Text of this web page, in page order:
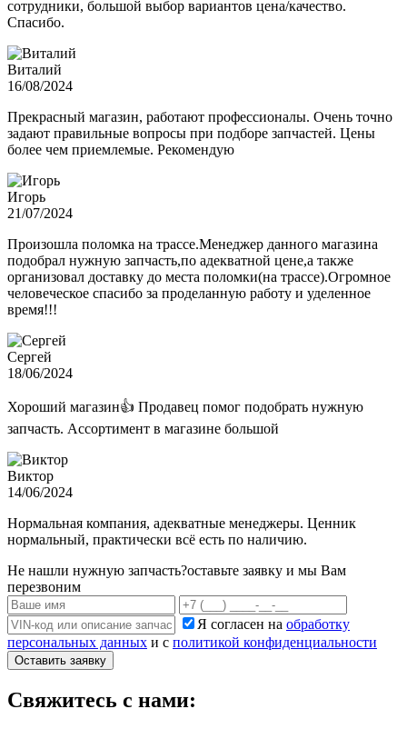
сотрудники, большой выбор вариантов цена/качество.
Спасибо.
Виталий
16/08/2024
Прекрасный магазин, работают профессионалы. Очень точно
задают правильные вопросы при подборе запчастей. Цены
более чем приемлемые. Рекомендую
Игорь
21/07/2024
Произошла поломка на трассе.Менеджер данного магазина
подобрал нужную запчасть,по адекватной цене,а также
организовал доставку до места поломки(на трассе).Огромное
человеческое спасибо за проделанную работу и уделенное
время!!!
Сергей
18/06/2024
Хороший магазин👍 Продавец помог подобрать нужную
запчасть. Ассортимент в магазине большой
Виктор
14/06/2024
Нормальная компания, адекватные менеджеры. Ценник
нормальный, практически всё есть по наличию.
Не нашли нужную запчасть?оставьте заявку и мы Вам
перезвоним
Я согласен на обработку
персональных данных и с политикой конфиденциальности
Оставить заявку
Свяжитесь с нами: